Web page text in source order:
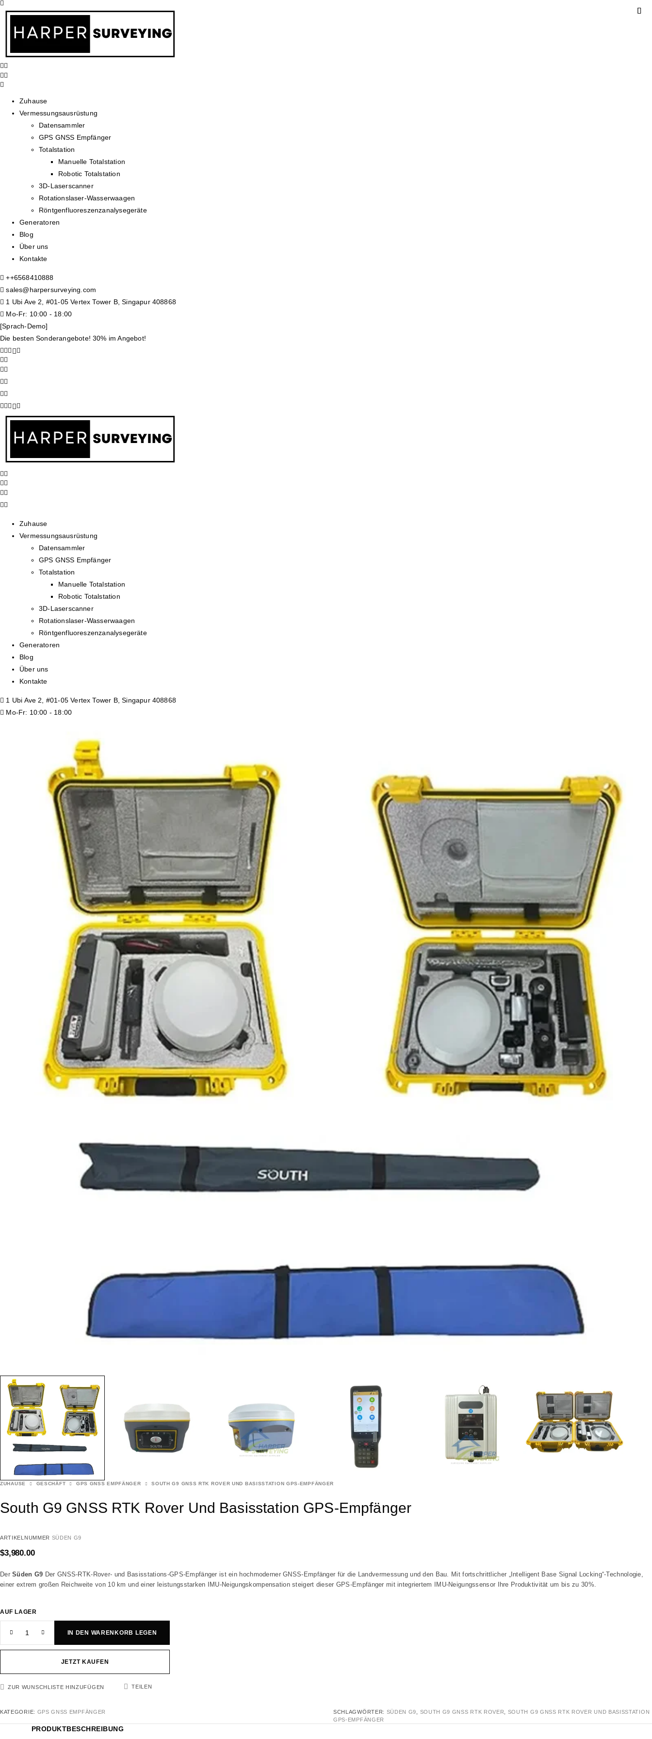
Zuhause
Vermessungsausrüstung
Datensammler
GPS GNSS Empfänger
Totalstation
Manuelle Totalstation
Robotic Totalstation
3D-Laserscanner
Rotationslaser-Wasserwaagen
Röntgenfluoreszenzanalysegeräte
Generatoren
Blog
Über uns
Kontakte
++6568410888
sales@harpersurveying.com
1 Ubi Ave 2, #01-05 Vertex Tower B, Singapur 408868
Mo-Fr: 10:00 - 18:00
[Sprach-Demo]
Die besten Sonderangebote! 30% im Angebot!
Zuhause
Vermessungsausrüstung
Datensammler
GPS GNSS Empfänger
Totalstation
Manuelle Totalstation
Robotic Totalstation
3D-Laserscanner
Rotationslaser-Wasserwaagen
Röntgenfluoreszenzanalysegeräte
Generatoren
Blog
Über uns
Kontakte
1 Ubi Ave 2, #01-05 Vertex Tower B, Singapur 408868
Mo-Fr: 10:00 - 18:00
ZUHAUSE GESCHÄFT GPS GNSS EMPFÄNGER SOUTH G9 GNSS RTK ROVER UND BASISSTATION GPS-EMPFÄNGER
South G9 GNSS RTK Rover Und Basisstation GPS-Empfänger
ARTIKELNUMMER SÜDEN G9
$3,980.00
DerSüden G9 Der GNSS-RTK-Rover- und Basisstations-GPS-Empfänger ist ein hochmoderner GNSS-Empfänger für die Landvermessung und den Bau. Mit fortschrittlicher „Intelligent Base Signal Locking“-Technologie,
einer extrem großen Reichweite von 10 km und einer leistungsstarken IMU-Neigungskompensation steigert dieser GPS-Empfänger mit integriertem IMU-Neigungssensor Ihre Produktivität um bis zu 30%.
AUF LAGER
IN DEN WARENKORB LEGEN
JETZT KAUFEN
ZUR WUNSCHLISTE HINZUFÜGEN TEILEN
KATEGORIE: GPS GNSS EMPFÄNGER SCHLAGWÖRTER: SÜDEN G9 SOUTH G9 GNSS RTK ROVER
SOUTH G9 GNSS RTK ROVER UND BASISSTATION
GPS-EMPFÄNGER
PRODUKTBESCHREIBUNG